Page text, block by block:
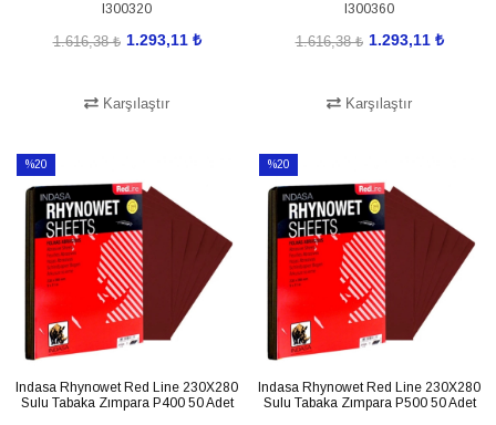
I300320
1.293,11 ₺
1.616,38 ₺
Karşılaştır
I300360
1.293,11 ₺
1.616,38 ₺
Karşılaştır
%20
İndirim
%20İndirim
Indasa Rhynowet Red Line 230X280
Sulu Tabaka Zımpara P400 50 Adet
%20
İndirim
%20İndirim
Indasa Rhynowet Red Line 230X280
Sulu Tabaka Zımpara P500 50 Adet